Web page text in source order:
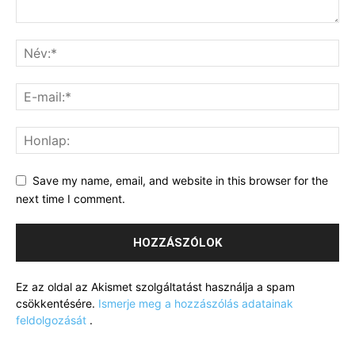
Save my name, email, and website in this browser for the
next time I comment.
Ez az oldal az Akismet szolgáltatást használja a spam
csökkentésére. Ismerje meg a hozzászólás adatainak
feldolgozását .